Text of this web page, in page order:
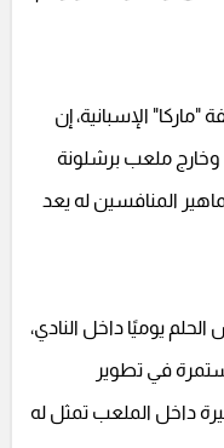
الإسبانية، إن
ملعب برشلونة
المنافسين له يعد
يوميًا داخل النادي،
في تطوير
داخل الملعب تمثل له